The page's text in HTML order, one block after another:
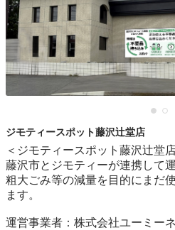
ジモティースポット藤沢辻堂店
＜ジモティースポット藤沢辻堂
藤沢市とジモティーが連携して
粗⼤ごみ等の減量を⽬的にまだ
ます。
運営事業者：株式会社ユーミー